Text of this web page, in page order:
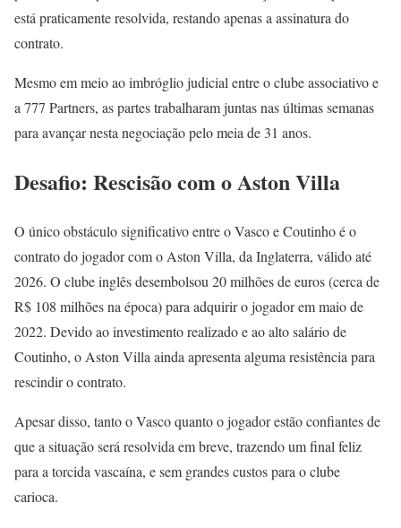
está praticamente resolvida, restando apenas a assinatura do
contrato.
Mesmo em meio ao imbróglio judicial entre o clube associativo e
a 777 Partners, as partes trabalharam juntas nas últimas semanas
para avançar nesta negociação pelo meia de 31 anos.
Desafio: Rescisão com o Aston Villa
O único obstáculo significativo entre o Vasco e Coutinho é o
contrato do jogador com o Aston Villa, da Inglaterra, válido até
2026. O clube inglês desembolsou 20 milhões de euros (cerca de
R$ 108 milhões na época) para adquirir o jogador em maio de
2022. Devido ao investimento realizado e ao alto salário de
Coutinho, o Aston Villa ainda apresenta alguma resistência para
rescindir o contrato.
Apesar disso, tanto o Vasco quanto o jogador estão confiantes de
que a situação será resolvida em breve, trazendo um final feliz
para a torcida vascaína, e sem grandes custos para o clube
carioca.